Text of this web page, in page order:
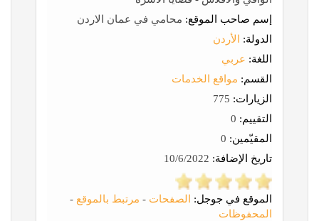
إسم صاحب الموقع: محامي في عمان الاردن
الدولة:
الأردن
اللغة: عربي
القسم: مواقع الخدمات
الزيارات:
التقييم:
المقيّمين:
تاريخ الإضافة:
الموقع في جوجل: الصفحات - مرتبط بالموقع -
المحفوظات